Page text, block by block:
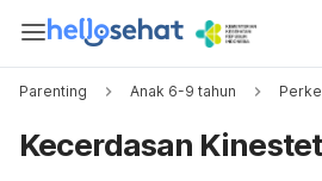
Parenting Anak 6-9 tahun
Kecerdasan